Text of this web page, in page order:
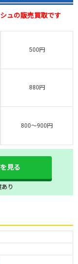
ュの販売買取です
500円
880円
800～900円
見る
り